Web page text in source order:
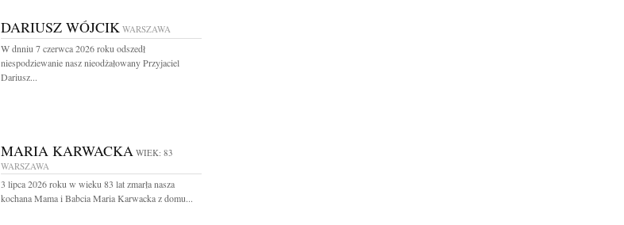
DARIUSZ WÓJCIK WARSZAWA
W dnniu 7 czerwca 2026 roku odszedł
niespodziewanie nasz nieodżałowany Przyjaciel
Dariusz...
MARIA KARWACKA WIEK: 83
WARSZAWA
3 lipca 2026 roku w wieku 83 lat zmarła nasza
kochana Mama i Babcia Maria Karwacka z domu...